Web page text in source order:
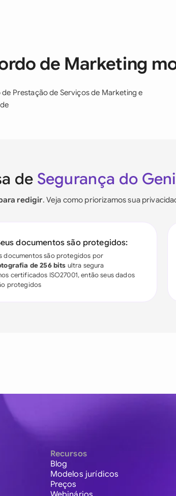
de Marketing
Prestação de Serviços de Marketing e
de Segurança do
redigir. Veja como priorizamos sua
documentos são protegidos:
documentos são protegidos por
de 256 bits ultra segura
certificados ISO27001, então seus dados
protegidos
Recursos
Blog
Modelos jurídicos
Preços